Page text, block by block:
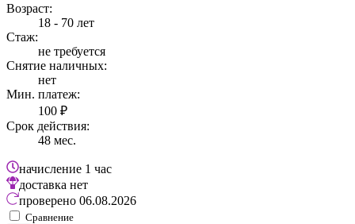
Возраст:
18 - 70 лет
Стаж:
не требуется
Снятие наличных:
нет
Мин. платеж:
100 ₽
Срок действия:
48 мес.
начисление 1 час
доставка нет
проверено 06.08.2026
Сравнение